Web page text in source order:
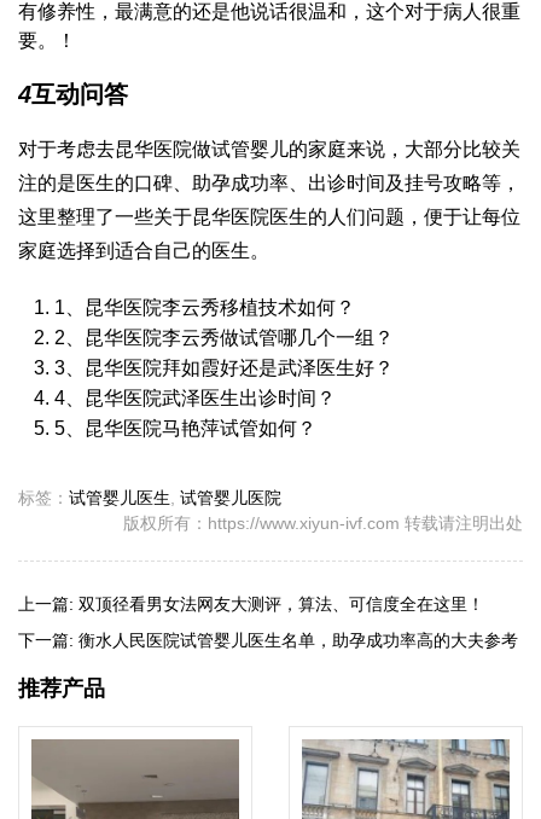
有修养性，最满意的还是他说话很温和，这个对于病人很重
要。！
4互动问答
对于考虑去昆华医院做试管婴儿的家庭来说，大部分比较关
注的是医生的口碑、助孕成功率、出诊时间及挂号攻略等，
这里整理了一些关于昆华医院医生的人们问题，便于让每位
家庭选择到适合自己的医生。
1、昆华医院李云秀移植技术如何？
2、昆华医院李云秀做试管哪几个一组？
3、昆华医院拜如霞好还是武泽医生好？
4、昆华医院武泽医生出诊时间？
5、昆华医院马艳萍试管如何？
标签： 试管婴儿医生, 试管婴儿医院
版权所有：https://www.xiyun-ivf.com 转载请注明出处
上一篇: 双顶径看男女法网友大测评，算法、可信度全在这里！
下一篇: 衡水人民医院试管婴儿医生名单，助孕成功率高的大夫参考
推荐产品